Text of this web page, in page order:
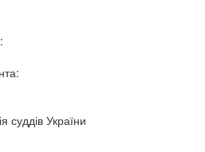
суддів України